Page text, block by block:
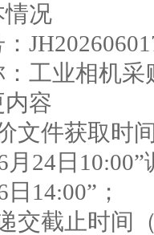
情况
工业相机采
容
文件获取时
月 24 日 10:00”
日 14:00”；
交截止时间